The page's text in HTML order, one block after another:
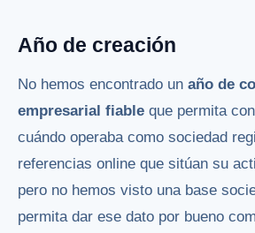
Año de creación
No hemos encontrado un año de
empresarial fiable que permita
cuándo operaba como sociedad
referencias online que sitúan su
pero no hemos visto una base
permita dar ese dato por bueno